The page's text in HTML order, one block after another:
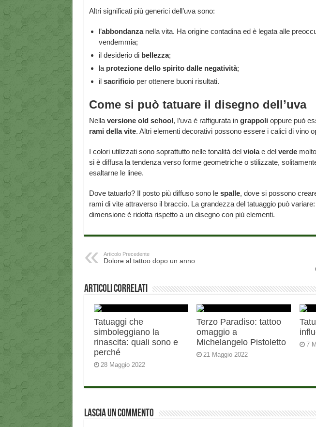
Altri significati più generici dell’uva sono:
l’abbondanzanella vita. Ha origine contadina ed è legata alle
vendemmia;
il desiderio di bellezza;
la protezione dello spirito dalle negatività;
il sacrificioper ottenere buoni risultati.
Come si può tatuare il disegno dell’uva
Nella versione old school, l’uva è raffigurata in grappoli oppure può
rami della vite. Altri elementi decorativi possono essere i calici di vino
I colori utilizzati sono soprattutto nelle tonalità del violae del verde
si è diffusa la tendenza verso forme geometriche o stilizzate,
esaltarne le linee.
Dove tatuarlo? Il posto più diffuso sono le spalle, dove si possono
rami di vite attraverso il braccio. La grandezza del tatuaggio può
dimensione è ridotta rispetto a un disegno con più elementi.
Articolo Precedente
Dolore al tattoo dopo un anno
Articoli correlati
Tatuaggi che
simboleggiano la
rinascita: quali sono e
perché
28 Maggio 2022
Terzo Paradiso: tattoo
omaggio a
Michelangelo Pistoletto
21 Maggio 2022
7
Lascia un commento